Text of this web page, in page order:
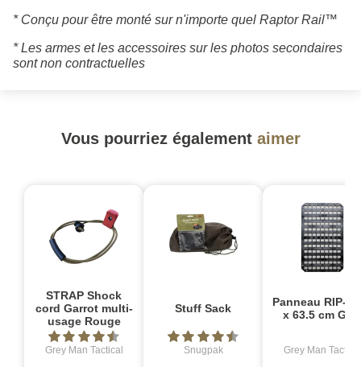
* Conçu pour être monté sur n'importe quel Raptor Rail™
* Les armes et les accessoires sur les photos secondaires
sont non contractuelles
Vous pourriez également aimer
STRAP Shock
cord Garrot multi-
usage Rouge
Grey Man Tactical
Stuff Sack
Snugpak
Panneau RIP-M
x 63.5 cm GRP
Grey Man Tactical